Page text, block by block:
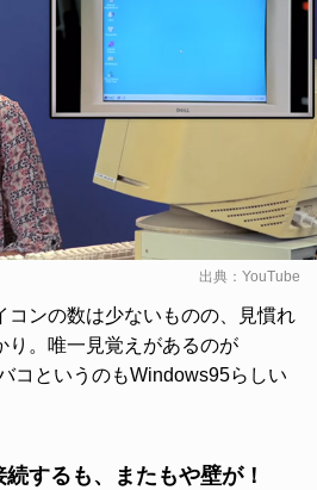
出典： YouTube
コンの数は少ないものの、見慣れ
り。唯一見覚えがあるのが
コというのもWindows95らしい
するも、またもや壁が！